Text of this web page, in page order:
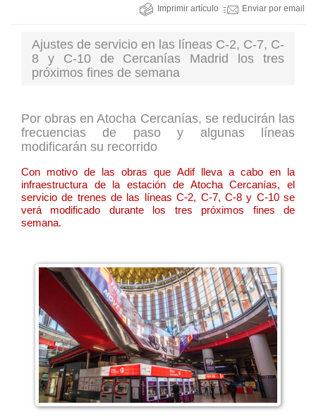
Imprimir artículo Enviar por email
Ajustes de servicio en las líneas C-2, C-7, C-
8 y C-10 de Cercanías Madrid los tres
próximos fines de semana
Por obras en Atocha Cercanías, se reducirán las
frecuencias de paso y algunas líneas
modificarán su recorrido
Con motivo de las obras que Adif lleva a cabo en la
infraestructura de la estación de Atocha Cercanías, el
servicio de trenes de las líneas C-2, C-7, C-8 y C-10 se
verá modificado durante los tres próximos fines de
semana.